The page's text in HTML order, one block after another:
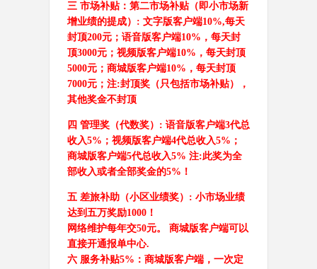
三 市场补贴：第二市场补贴（即小市场新
增业绩的提成） : 文字版客户端10%,每天
封顶200元；语音版客户端10%，每天封
顶3000元；视频版客户端10%，每天封顶
5000元；商城版客户端10%，每天封顶
7000元；注:封顶奖（只包括市场补贴），
其他奖金不封顶
四 管理奖（代数奖） : 语音版客户端3代总
收入5%；视频版客户端4代总收入5%；
商城版客户端5代总收入5% 注:此奖为全
部收入或者全部奖金的5%！
五 差旅补助（小区业绩奖） : 小市场业绩
达到五万奖励1000！
网络维护每年交50元。 商城版客户端可以
直接开通报单中心.
六 服务补贴5%：商城版客户端，一次定